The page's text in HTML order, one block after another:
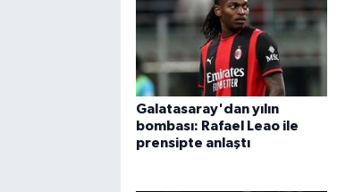
Galatasaray'dan yılın
bombası: Rafael Leao ile
prensipte anlaştı